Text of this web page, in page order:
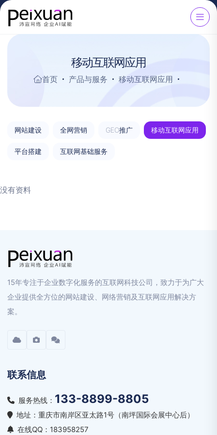
移动互联网应用
首页 产品与服务 移动互联网应用
网站建设 全网营销 GEO推广 移动互联网应用
平台搭建 互联网基础服务
没有资料
15年专注于企业数字化服务的互联网科技公司，致力于为广大
企业提供全方位的网站建设、网络营销及互联网应用解决方
案。
联系信息
服务热线： 133-8899-8805
地址：重庆市南岸区亚太路1号（南坪国际会展中心后）
在线QQ：183958257